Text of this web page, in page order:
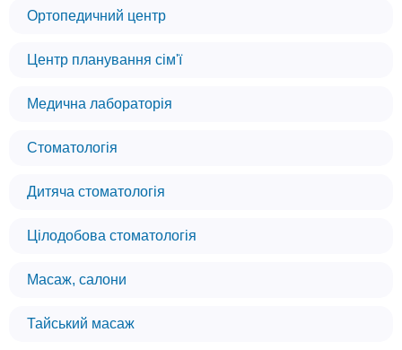
Ортопедичний центр
Центр планування сім'ї
Медична лабораторія
Стоматологія
Дитяча стоматологія
Цілодобова стоматологія
Масаж, салони
Тайський масаж